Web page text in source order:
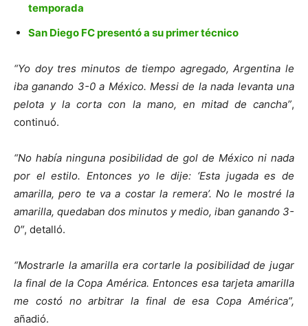
temporada
San Diego FC presentó a su primer técnico
“Yo doy tres minutos de tiempo agregado, Argentina le
iba ganando 3-0 a México. Messi de la nada levanta una
pelota y la corta con la mano, en mitad de cancha”,
continuó.
“No había ninguna posibilidad de gol de México ni nada
por el estilo. Entonces yo le dije: ‘Esta jugada es de
amarilla, pero te va a costar la remera’. No le mostré la
amarilla, quedaban dos minutos y medio, iban ganando 3-
0″, detalló.
“Mostrarle la amarilla era cortarle la posibilidad de jugar
la final de la Copa América. Entonces esa tarjeta amarilla
me costó no arbitrar la final de esa Copa América”,
añadió.